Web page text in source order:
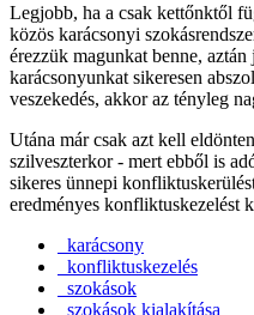
Legjobb, ha a csak kettőnktől
közös karácsonyi
érezzük magunkat benne,
karácsonyunkat sikeresen
veszekedés, akkor az tényleg
Utána már csak azt kell
szilveszterkor - mert ebből is
sikeres ünnepi
eredményes konfliktuskezelést
karácsony
konfliktuskezelés
szokások
szokások kialakítása